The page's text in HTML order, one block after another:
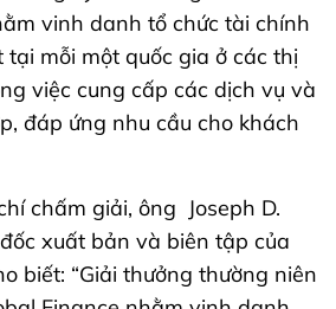
vinh danh tổ chức tài chính
mỗi một quốc gia ở các thị
việc cung cấp các dịch vụ và
đáp ứng nhu cầu cho khách
chấm giải, ông Joseph D.
xuất bản và biên tập của
biết: “Giải thưởng thường niên